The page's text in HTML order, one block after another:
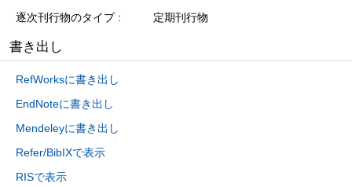
逐次刊行物のタイプ
定期刊行物
書き出し
RefWorksに書き出し
EndNoteに書き出し
Mendeleyに書き出し
Refer/BibIXで表示
RISで表示